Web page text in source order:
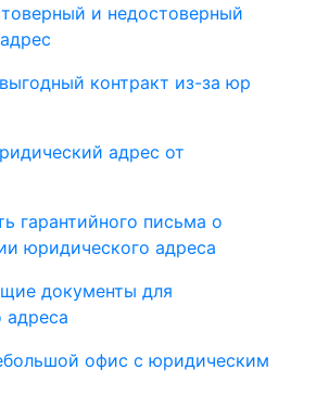
и недостоверный
контракт из-за юр
адрес от
гарантийного письма о
юридического адреса
документы для
адреса
офис с юридическим